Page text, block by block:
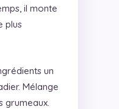
il monte
plus
un
Mélange
grumeaux.